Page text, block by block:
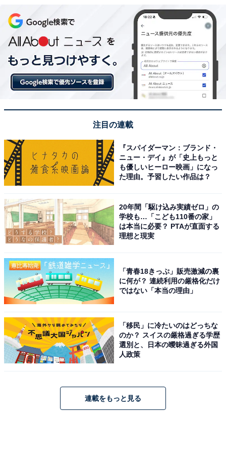
注目の連載
『スパイダーマン：ブランド・
ニュー・デイ』が「史上もっと
も優しいヒーロー映画」になっ
た理由。予習したい作品は？
20年間「駆け込み実績ゼロ」の
学校も…「こども110番の家」
は本当に必要？ PTAが直面する
理想と現実
「青春18きっぷ」販売激減の裏
に何が？ 連続利用の厳格化だけ
ではない「本当の理由」
「移民」に冷たいのはどっちな
のか？ スイスの厳格過ぎる学歴
選別と、日本の曖昧過ぎる外国
人政策
連載をもっと見る